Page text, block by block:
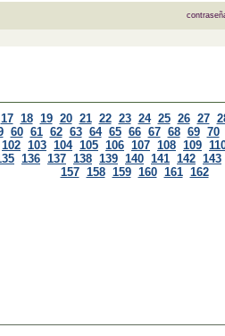
17 18 19 20 21 22 23 24 25 26 27
60 61 62 63 64 65 66 67 68 69 70
102 103 104 105 106 107 108 109
136 137 138 139 140 141 142 143
157 158 159 160 161 162